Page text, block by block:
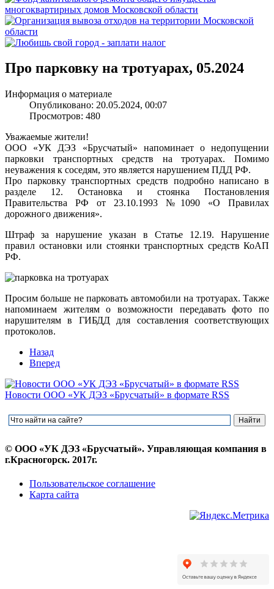
Про парковку на тротуарах, 05.2024
Информация о материале
Опубликовано: 20.05.2024, 00:07
Просмотров: 480
Уважаемые жители!
ООО «УК ДЭЗ «Брусчатый» напоминает о недопущении
парковки транспортных средств на тротуарах. Помимо
неуважения к соседям, это является нарушением ПДД РФ.
Про парковку транспортных средств подробно написано в
разделе 12. Остановка и стоянка Постановления
Правительства РФ от 23.10.1993 №1090 «О Правилах
дорожного движения».
Штраф за нарушение указан в Статье 12.19. Нарушение
правил остановки или стоянки транспортных средств КоАП
РФ.
Просим больше не парковать автомобили на тротуарах. Также
напоминаем жителям о возможности передавать фото по
нарушителям в ГИБДД для составления соответствующих
протоколов.
Назад
Вперед
Новости ООО «УК ДЭЗ «Брусчатый» в формате RSS
© ООО «УК ДЭЗ «Брусчатый». Управляющая компания в
г.Красногорск. 2017г.
Пользовательское соглашение
Карта сайта